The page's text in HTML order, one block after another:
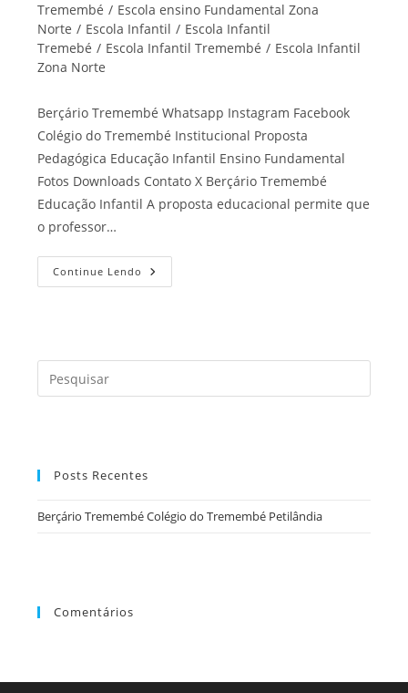
Tremembé / Escola ensino Fundamental Zona
Norte / Escola Infantil / Escola Infantil
Tremebé / Escola Infantil Tremembé / Escola Infantil
Zona Norte
Berçário Tremembé Whatsapp Instagram Facebook
Colégio do Tremembé Institucional Proposta
Pedagógica Educação Infantil Ensino Fundamental
Fotos Downloads Contato X Berçário Tremembé
Educação Infantil A proposta educacional permite que
o professor…
Continue Lendo Berçário
Tremembé
a
Posts Recentes
Berçário Tremembé Colégio do Tremembé Petilândia
Comentários